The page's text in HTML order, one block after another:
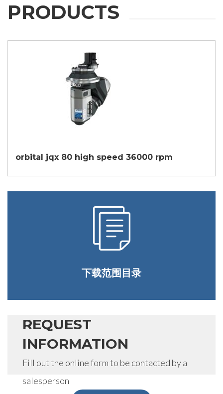
PRODUCTS
orbital jqx 80 high speed 36000 rpm
下载范围目录
REQUEST
INFORMATION
Fill out the online form to be contacted by a
salesperson